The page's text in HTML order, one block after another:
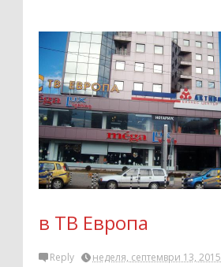
в ТВ Европа
Reply неделя, септември 13, 2015